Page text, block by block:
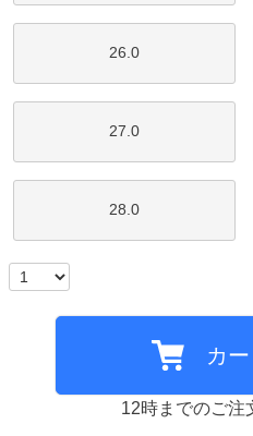
26.0
27.0
28.0
カ
12時までのご注